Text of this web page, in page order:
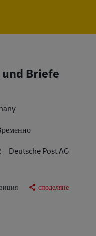
Briefe
Deutsche Post AG
споделяне